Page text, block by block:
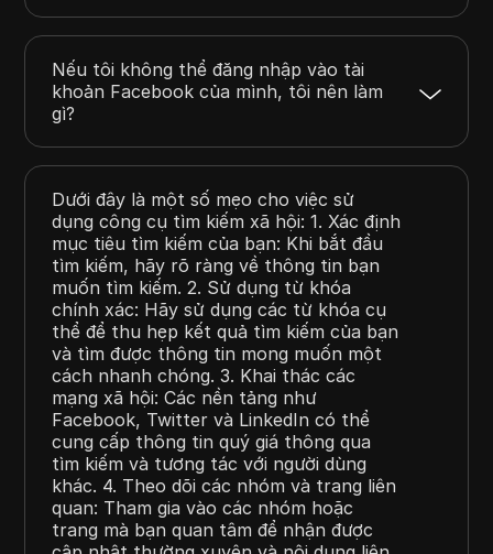
Nếu tôi không thể đăng nhập vào tài
khoản Facebook của mình, tôi nên làm
gì?
Dưới đây là một số mẹo cho việc sử
dụng công cụ tìm kiếm xã hội: 1. Xác định
mục tiêu tìm kiếm của bạn: Khi bắt đầu
tìm kiếm, hãy rõ ràng về thông tin bạn
muốn tìm kiếm. 2. Sử dụng từ khóa
chính xác: Hãy sử dụng các từ khóa cụ
thể để thu hẹp kết quả tìm kiếm của bạn
và tìm được thông tin mong muốn một
cách nhanh chóng. 3. Khai thác các
mạng xã hội: Các nền tảng như
Facebook, Twitter và LinkedIn có thể
cung cấp thông tin quý giá thông qua
tìm kiếm và tương tác với người dùng
khác. 4. Theo dõi các nhóm và trang liên
quan: Tham gia vào các nhóm hoặc
trang mà bạn quan tâm để nhận được